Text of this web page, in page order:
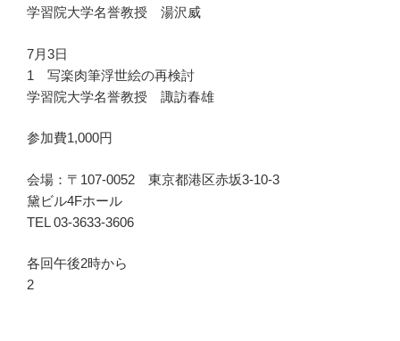
学習院大学名誉教授 湯沢威
7月3日
1 写楽肉筆浮世絵の再検討
学習院大学名誉教授 諏訪春雄
参加費1,000円
会場：〒107-0052 東京都港区赤坂3-10-3
黛ビル4Fホール
TEL 03-3633-3606
各回午後2時から
2